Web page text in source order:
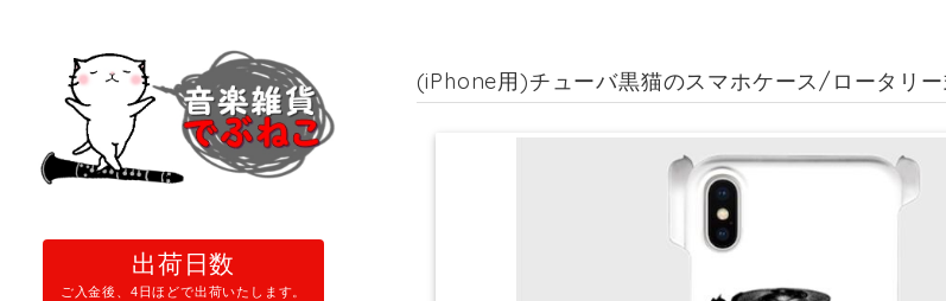
出荷日数
ご入金後、4日ほどで出荷いたします。
(iPhone用)チューバ黒猫のスマホケース/ロータリ